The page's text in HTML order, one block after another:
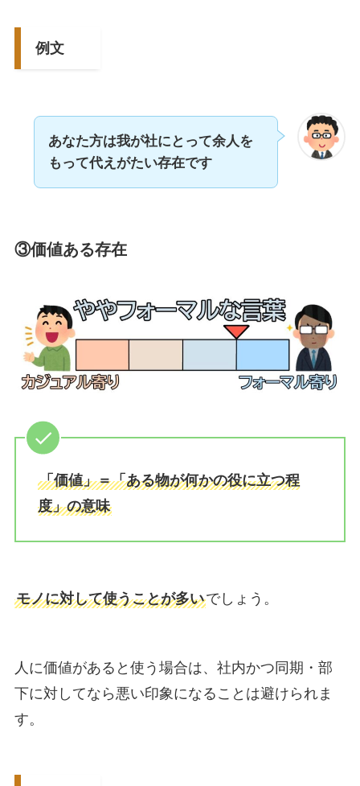
例文
あなた方は我が社にとって余人を
もって代えがたい存在です
③価値ある存在
「価値」＝「ある物が何かの役に立つ程
度」の意味
モノに対して使うことが多いでしょう。
人に価値があると使う場合は、社内かつ同期・部
下に対してなら悪い印象になることは避けられま
す。